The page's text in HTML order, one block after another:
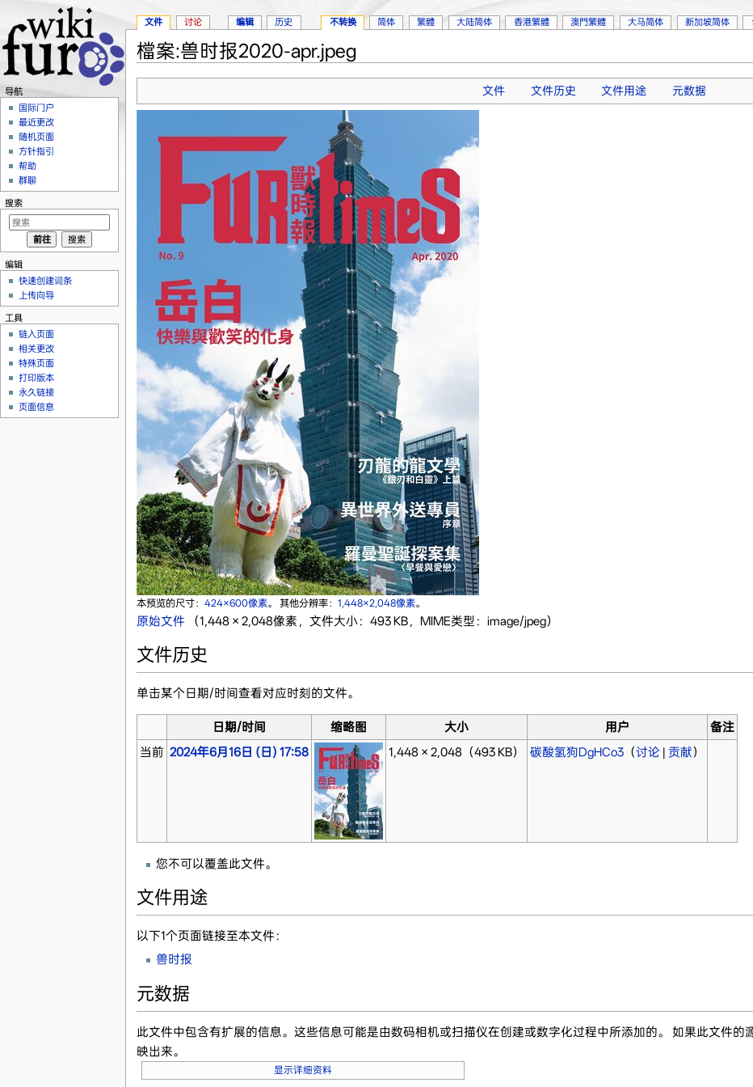
檔案:兽时报2020-apr.jpeg
文件 文件历史 文件用途 元数据
本预览的尺寸： 424×600像素。 其他分辨率： 1,448×2,048像素。
原始文件‎ （1,448 × 2,048像素，文件大小：493 KB，MIME类型：image/jpeg）
文件历史
单击某个日期/时间查看对应时刻的文件。
日期/时间 缩略图 大小 用户
备注
当前 2024年6月16日 (日) 17:58 1,448 × 2,048（493 KB） 碳酸氢狗DgHCo3（讨论| 贡献）
您不可以覆盖此文件。
文件用途
以下1个页面链接至本文件：
兽时报
元数据
此文件中包含有扩展的信息。这些信息可能是由数码相机或扫描仪在创建或数字化过程中所添加的。 如果此文件
映出来。
显示详细资料
文件 讨论 编辑 历史 不转换 简体 繁體 大陆简体 香港繁體 澳門繁體 大马简体 新加坡简体
导航
国际门户
最近更改
随机页面
方针指引
帮助
群聊
搜索
编辑
快速创建词条
上传向导
工具
链入页面
相关更改
特殊页面
打印版本
永久链接
页面信息